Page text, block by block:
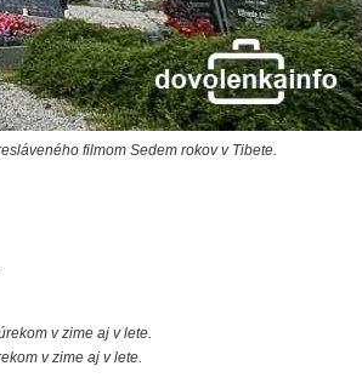
filmom Sedem rokov v Tibete.
v zime aj v lete.